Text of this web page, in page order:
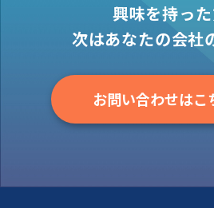
お問い合わせ
資料ダウンロ
PGハウスに
興味を持った
次はあなたの会社
お問い合わせはこ